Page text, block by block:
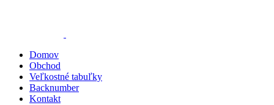
Domov
Obchod
Veľkostné tabuľky
Backnumber
Kontakt